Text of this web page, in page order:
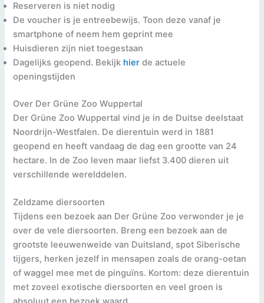
Reserveren is niet nodig
De voucher is je entreebewijs. Toon deze vanaf je
smartphone of neem hem geprint mee
Huisdieren zijn niet toegestaan
Dagelijks geopend. Bekijk hier de actuele
openingstijden
Over Der Grüne Zoo Wuppertal
Der Grüne Zoo Wuppertal vind je in de Duitse deelstaat
Noordrijn-Westfalen. De dierentuin werd in 1881
geopend en heeft vandaag de dag een grootte van 24
hectare. In de Zoo leven maar liefst 3.400 dieren uit
verschillende werelddelen.
Zeldzame diersoorten
Tijdens een bezoek aan Der Grüne Zoo verwonder je je
over de vele diersoorten. Breng een bezoek aan de
grootste leeuwenweide van Duitsland, spot Siberische
tijgers, herken jezelf in mensapen zoals de orang-oetan
of waggel mee met de pinguïns. Kortom: deze dierentuin
met zoveel exotische diersoorten en veel groen is